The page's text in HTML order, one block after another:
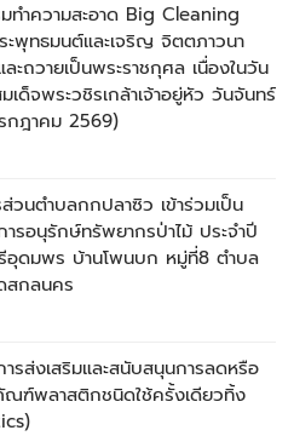
ทำความสะอาด Big Cleaning
พุทธมนต์และเจริญ จิตตภาวนา
ะถวายเป็นพระราชกุศล เนื่องในวัน
ด็จพระวชิรเกล้าเจ้าอยู่หัว วันจันทร์
ฎาคม 2569)
วนตำบลกกปลาซิว เข้าร่วมเป็น
ารอนุรักษ์ทรัพยากรป่าไม้ ประจำปี
ดมพร บ้านโพนบก หมู่ที่8 ตำบล
สกลนคร
รส่งเสริมและสนับสนุนการลดหรือ
ณฑ์พลาสติกชนิดใช้ครั้งเดียวทิ้ง